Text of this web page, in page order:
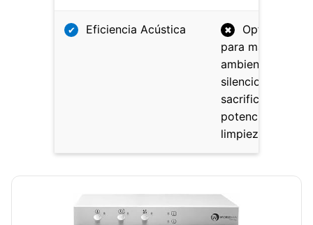
✔ Eficiencia Acústica ✖
Optimizado
para mantener
ambiente
silencioso sin
sacrificar la
potencia de
limpieza.